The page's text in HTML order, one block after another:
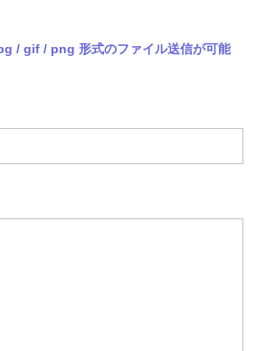
/ gif / png 形式のファイル送信が可能